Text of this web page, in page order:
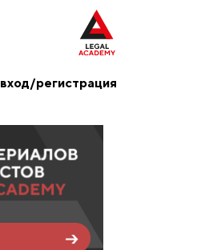
вход/регистрация